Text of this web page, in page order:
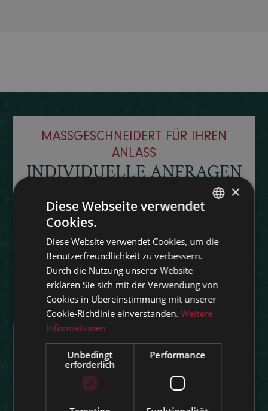
MASSGESCHNEIDERT FÜR IHREN A
NLASS
INDIVIDUELLE ANFRAGEN
Wir lassen Ihre Wünsche wahr werden und
ermöglichen Ihnen Augenblicke, an die Sie
sich noch Jahre später gerne zurückerinnern
werden. Füllen Sie gerne das folgende
Anfrageformular aus.
Allgemeine Informationen
Anlass
Personenanzahl
ENGLISH
×
Diese Webseite verwendet
Cookies.
Diese Website verwendet Cookies, um die
Benutzerfreundlichkeit zu verbessern.
Durch die Nutzung unserer Website
erklären Sie sich mit der Verwendung von
Cookies in Übereinstimmung mit unserer
Cookie-Richtlinie einverstanden.Weitere
Informationen
Unbedingt
erforderlich
Performance